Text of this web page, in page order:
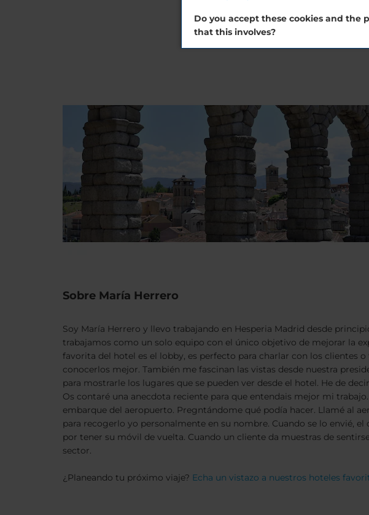
Sobre María Herrero
Soy María Herrero y llevo trabajando en Hesperia Madrid desde
trabajamos como un solo equipo con el único objetivo de mejorar la
favorita del hotel es el lobby, es perfecto para charlar con los clientes
conocerlos mejor. También me fascinan las vistas desde nuestra
para mostrarle los lugares que se pueden ver desde el hotel. He de
Os contaré una anecdota reciente para que entendais mejor mi
embarque del aeropuerto. Pregntándome qué podía hacer. Llamé al
para recogerlo yo personalmente en su nombre. Cuando se lo envié,
por tener su móvil de vuelta. Cuando un cliente da muestras de
sector.
¿Planeando tu próximo viaje? Echa un vistazo a nuestros hoteles
Do you accept these cookies and the
that this involves?